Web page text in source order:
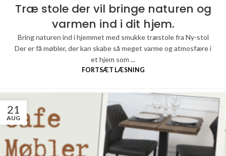
Træ stole der vil bringe naturen og
varmen ind i dit hjem.
Bring naturen ind i hjemmet med smukke træstole fra Ny-stol
Der er få møbler, der kan skabe så meget varme og atmosfære i
et hjem som ...
FORTSÆT LÆSNING
21
AUG